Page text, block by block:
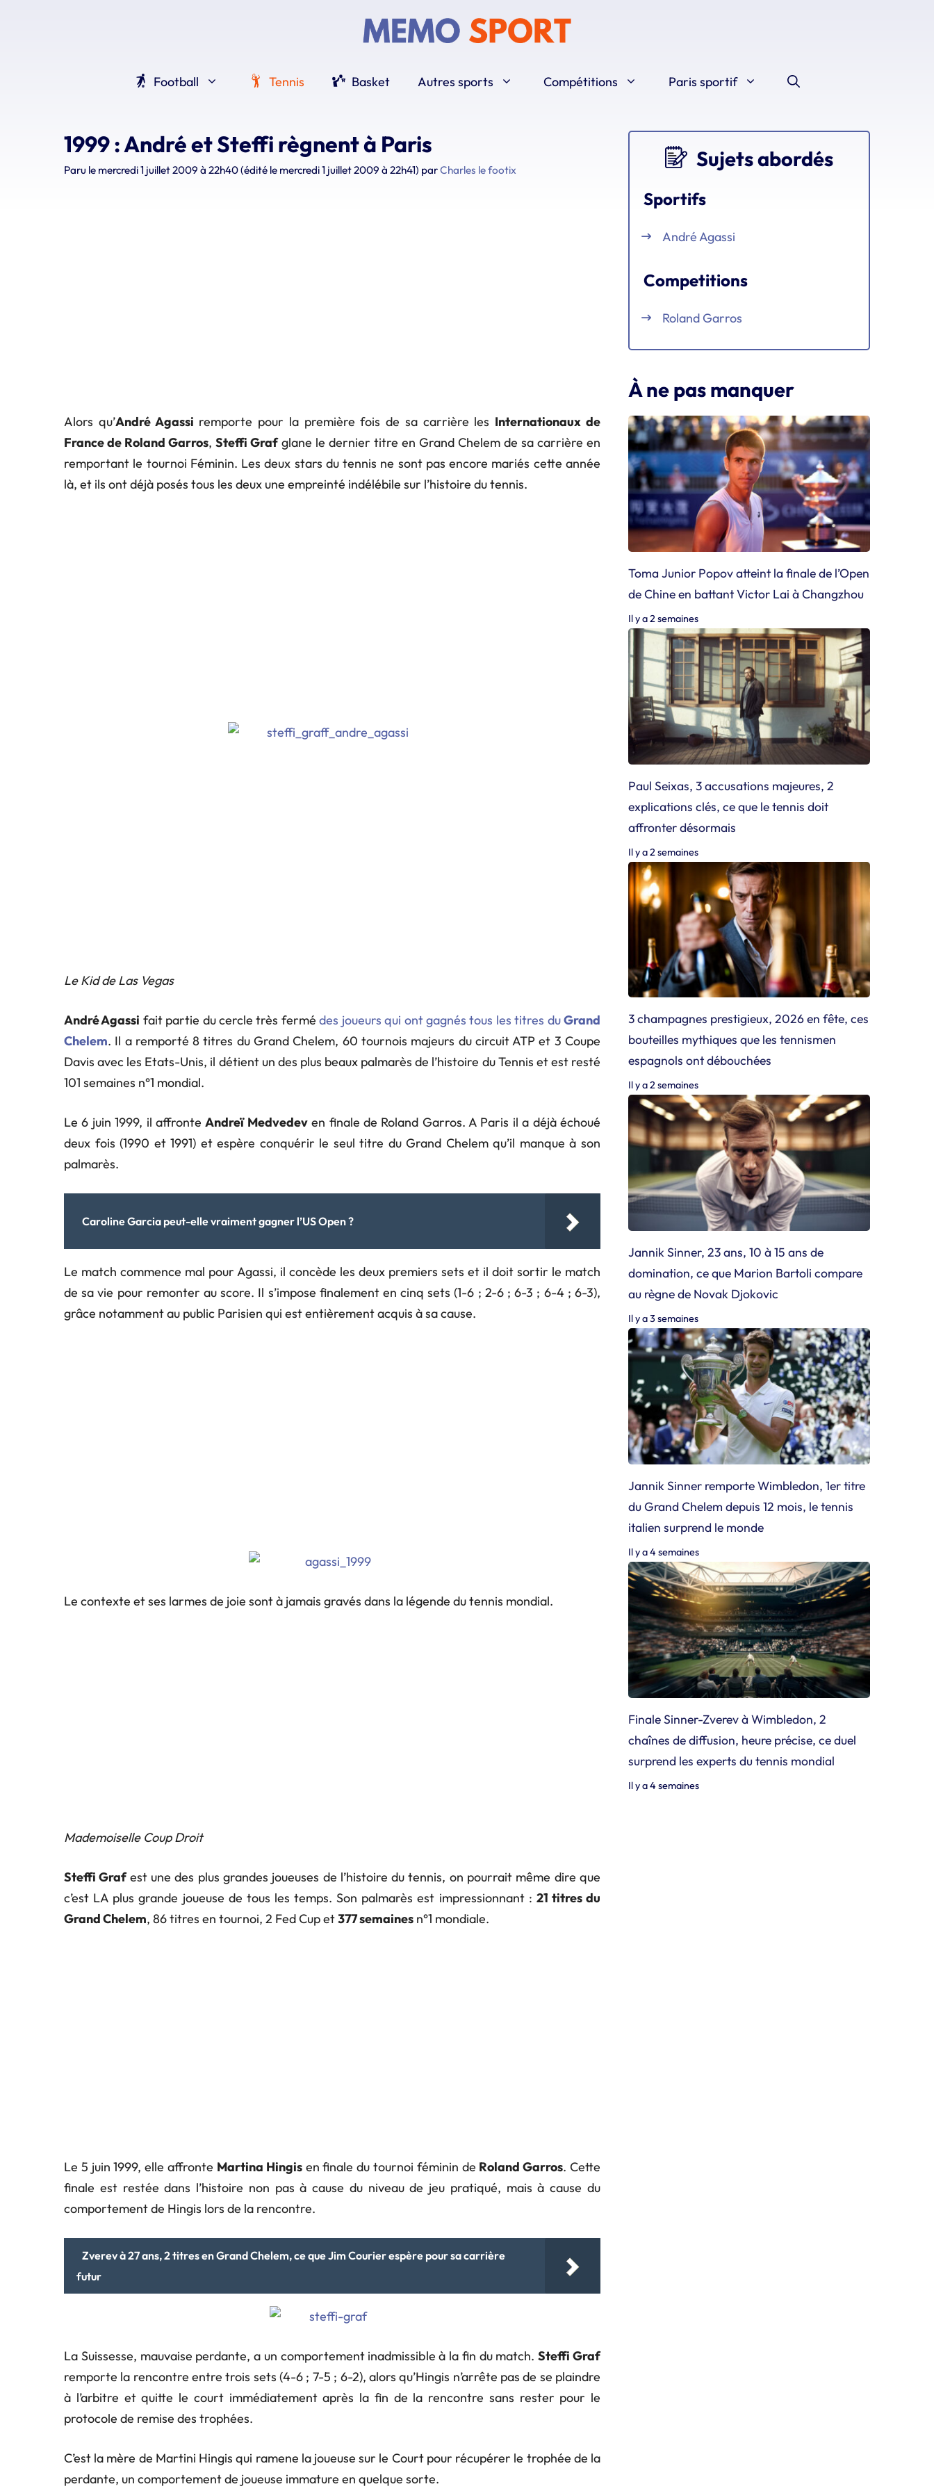
Football
Tennis Basket Autres sports Compétitions Paris sportif
1999 : André et Steffi règnent à Paris
Paru le mercredi 1 juillet 2009 à 22h40(édité le mercredi 1 juillet 2009 à 22h41) parCharles le footix
Alors qu’André Agassi remporte pour la première fois de sa carrière les Internationaux de
France de Roland Garros, Steffi Grafglane le dernier titre en Grand Chelem de sa carrière en
remportant le tournoi Féminin. Les deux stars du tennis ne sont pas encore mariés cette année
là, et ils ont déjà posés tous les deux une empreinté indélébile sur l’histoire du tennis.
Le Kid de Las Vegas
André Agassi fait partie du cercle très fermédes joueurs qui ont gagnés tous les titres duGrand
Chelem. Il a remporté 8 titres du Grand Chelem, 60 tournois majeurs du circuit ATP et 3 Coupe
Davis avec les Etats-Unis, il détient un des plus beaux palmarès de l’histoire du Tennis et est resté
101 semaines n°1 mondial.
Le 6 juin 1999, il affronteAndreï Medvedeven finale de Roland Garros. A Paris il a déjà échoué
deux fois (1990 et 1991) et espère conquérir le seul titre du Grand Chelem qu’il manque à son
palmarès.
Caroline Garcia peut-elle vraiment gagner l’US Open ?
Le match commence mal pour Agassi, il concède les deux premiers sets et il doit sortir le match
de sa vie pour remonter au score. Il s’impose finalement en cinq sets (1-6 ; 2-6 ; 6-3 ; 6-4 ; 6-3),
grâce notamment au public Parisien qui est entièrement acquis à sa cause.
Le contexte et ses larmes de joie sont à jamais gravés dans la légende du tennis mondial.
Mademoiselle Coup Droit
Steffi Grafest une des plus grandes joueuses de l’histoire du tennis, on pourrait même dire que
c’est LA plus grande joueuse de tous les temps. Son palmarès est impressionnant : 21 titres du
Grand Chelem, 86 titres en tournoi, 2 Fed Cup et377 semaines n°1 mondiale.
Le 5 juin 1999, elle affronte Martina Hingisen finale du tournoi féminin de Roland Garros. Cette
finale est restée dans l’histoire non pas à cause du niveau de jeu pratiqué, mais à cause du
comportement de Hingis lors de la rencontre.
Zverev à 27 ans, 2 titres en Grand Chelem, ce que Jim Courier espère pour sa carrière
futur
La Suissesse, mauvaise perdante, a un comportement inadmissible à la fin du match.Steffi Graf
remporte la rencontre entre trois sets (4-6 ; 7-5 ; 6-2), alors qu’Hingis n’arrête pas de se plaindre
à l’arbitre et quitte le court immédiatement après la fin de la rencontre sans rester pour le
protocole de remise des trophées.
C’est la mère de Martini Hingis qui ramene la joueuse sur le Court pour récupérer le trophée de la
perdante, un comportement de joueuse immature en quelque sorte.
Sujets abordés
Sportifs
André Agassi
Competitions
Roland Garros
À ne pas manquer
Toma Junior Popov atteint la finale de l’Open
de Chine en battant Victor Lai à Changzhou
Il y a 2 semaines
Paul Seixas, 3 accusations majeures, 2
explications clés, ce que le tennis doit
affronter désormais
Il y a 2 semaines
3 champagnes prestigieux, 2026 en fête, ces
bouteilles mythiques que les tennismen
espagnols ont débouchées
Il y a 2 semaines
Jannik Sinner, 23 ans, 10 à 15 ans de
domination, ce que Marion Bartoli compare
au règne de Novak Djokovic
Il y a 3 semaines
Jannik Sinner remporte Wimbledon, 1er titre
du Grand Chelem depuis 12 mois, le tennis
italien surprend le monde
Il y a 4 semaines
Finale Sinner-Zverev à Wimbledon, 2
chaînes de diffusion, heure précise, ce duel
surprend les experts du tennis mondial
Il y a 4 semaines